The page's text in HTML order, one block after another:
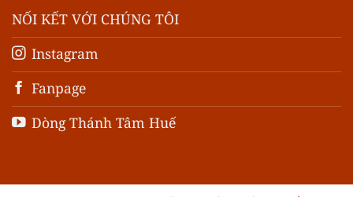
NỐI KẾT VỚI CHÚNG TÔI
Instagram
Fanpage
Dòng Thánh Tâm Huế